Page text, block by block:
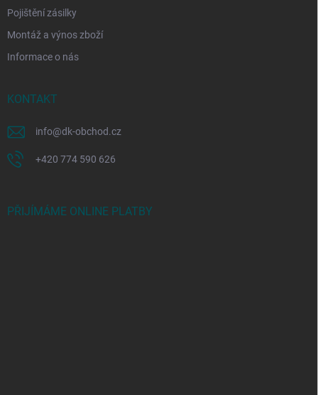
Pojištění zásilky
Montáž a výnos zboží
Informace o nás
KONTAKT
info@dk-obchod.cz
+420 774 590 626
PŘIJÍMÁME ONLINE PLATBY